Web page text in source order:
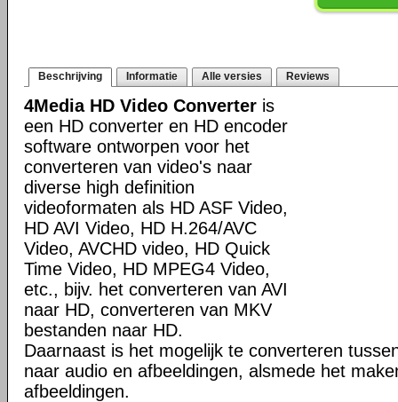
Beschrijving Informatie Alle versies Reviews
4Media HD Video Converter is
een HD converter en HD encoder
software ontworpen voor het
converteren van video's naar
diverse high definition
videoformaten als HD ASF Video,
HD AVI Video, HD H.264/AVC
Video, AVCHD video, HD Quick
Time Video, HD MPEG4 Video,
etc., bijv. het converteren van AVI
naar HD, converteren van MKV
bestanden naar HD.
Daarnaast is het mogelijk te converteren
naar audio en afbeeldingen, alsmede het
afbeeldingen.